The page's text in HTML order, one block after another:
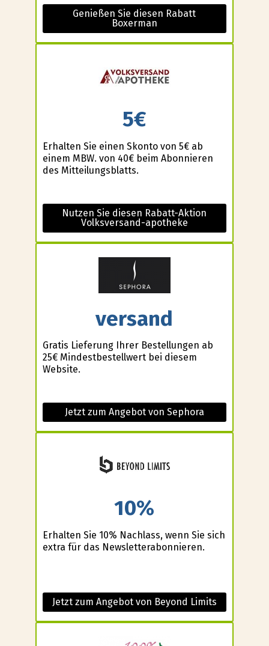
Genießen Sie diesen Rabatt
Boxerman
5€
Erhalten Sie einen Skonto von 5€ ab
einem MBW. von 40€ beim Abonnieren
des Mitteilungsblatts.
Nutzen Sie diesen Rabatt-Aktion
Volksversand-apotheke
versand
Gratis Lieferung Ihrer Bestellungen ab
25€ Mindestbestellwert bei diesem
Website.
Jetzt zum Angebot von Sephora
10%
Erhalten Sie 10% Nachlass, wenn Sie sich
extra für das Newsletterabonnieren.
Jetzt zum Angebot von Beyond Limits